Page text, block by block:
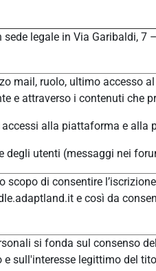
sede legale in Via Garibaldi,
mail, ruolo, ultimo accesso
e attraverso i contenuti che
alla piattaforma e alla
degli utenti (messaggi nei
scopo di consentire
e così da
si fonda sul consenso
e sull'interesse legittimo del